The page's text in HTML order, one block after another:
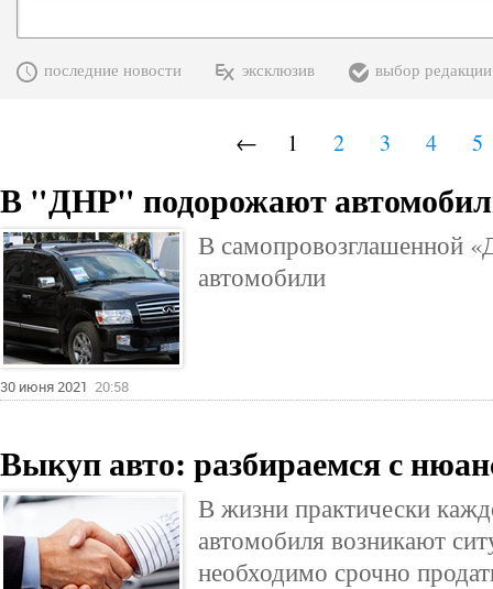
последние новости эксклюзив выбор редакции
← 1 2 3 4 5
В "ДНР" подорожают
В самопровозглашенной
автомобили
30 июня 2021 20:58
Выкуп авто: разбираемся с
В жизни практически
автомобиля возникают
необходимо срочно